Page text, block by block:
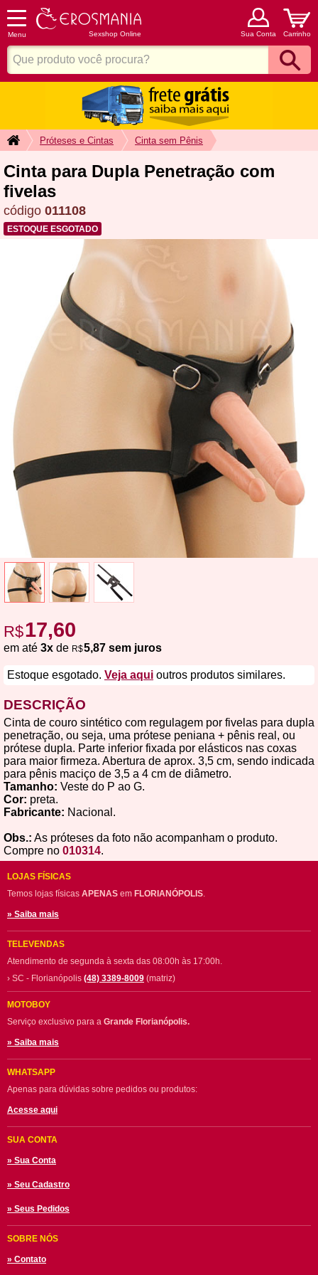
Menu Sexshop Online Sua Conta Carrinho
Próteses e Cintas Cinta sem Pênis
Cinta para Dupla Penetração com
fivelas
código 011108
ESTOQUE ESGOTADO
R$17,60
em até 3x de R$5,87 sem juros
Estoque esgotado. Veja aqui outros produtos similares.
DESCRIÇÃO
Cinta de couro sintético com regulagem por fivelas para dupla
penetração, ou seja, uma prótese peniana + pênis real, ou
prótese dupla. Parte inferior fixada por elásticos nas coxas
para maior firmeza. Abertura de aprox. 3,5 cm, sendo indicada
para pênis maciço de 3,5 a 4 cm de diâmetro.
Tamanho: Veste do P ao G.
Cor: preta.
Fabricante: Nacional.
Obs.: As próteses da foto não acompanham o produto.
Compre no 010314.
LOJAS FÍSICAS
Temos lojas físicas APENAS em FLORIANÓPOLIS.
» Saiba mais
TELEVENDAS
Atendimento de segunda à sexta das 08:00h às 17:00h.
› SC - Florianópolis (48) 3389-8009 (matriz)
MOTOBOY
Serviço exclusivo para a Grande Florianópolis.
» Saiba mais
WHATSAPP
Apenas para dúvidas sobre pedidos ou produtos:
Acesse aqui
SUA CONTA
» Sua Conta
» Seu Cadastro
» Seus Pedidos
SOBRE NÓS
» Contato